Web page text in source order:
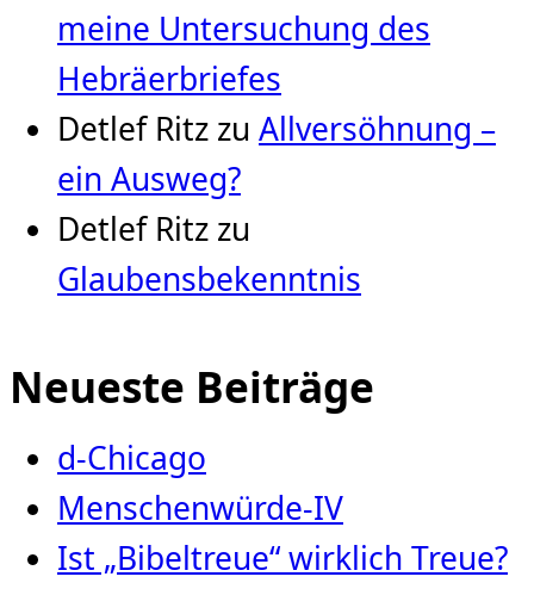
meine Untersuchung des
Hebräerbriefes
Detlef Ritz zu Allversöhnung –
ein Ausweg?
Detlef Ritz zu
Glaubensbekenntnis
Neueste Beiträge
d-Chicago
Menschenwürde-IV
Ist „Bibeltreue“ wirklich Treue?